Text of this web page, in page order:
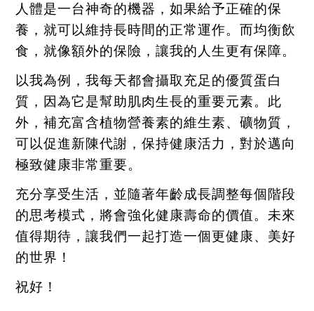
人體是一台神奇的機器，如果給予正確的保
養，就可以維持長時間的正常運作。而均衡飲
食，就像額外的保險，讓我的人生更有保障。
以我為例，我每天都會攝取充足的優質蛋白
質，因為它是幫助肌肉生長的重要元素。此
外，補充富含植物營養素的維生素、礦物質，
可以促進新陳代謝，保持健康活力，對於邁向
極致健康非常重要。
充分享受生活，並隨著年齡成長調整每個階段
的思考模式，將會強化健康壽命的價值。未來
值得期待，讓我們一起打造一個更健康、美好
的世界！
祝好！